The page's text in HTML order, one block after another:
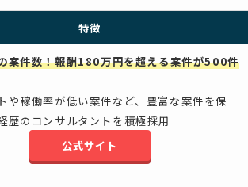
特徴
案件数！報酬180万円を超える案件が500件
や稼働率が低い案件など、豊富な案件を保
歴のコンサルタントを積極採用
公式サイト